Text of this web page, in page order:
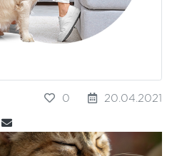
0 20.04.2021